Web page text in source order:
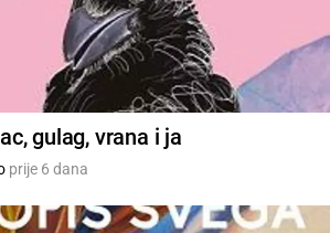
gulag, vrana i ja
prije 6 dana